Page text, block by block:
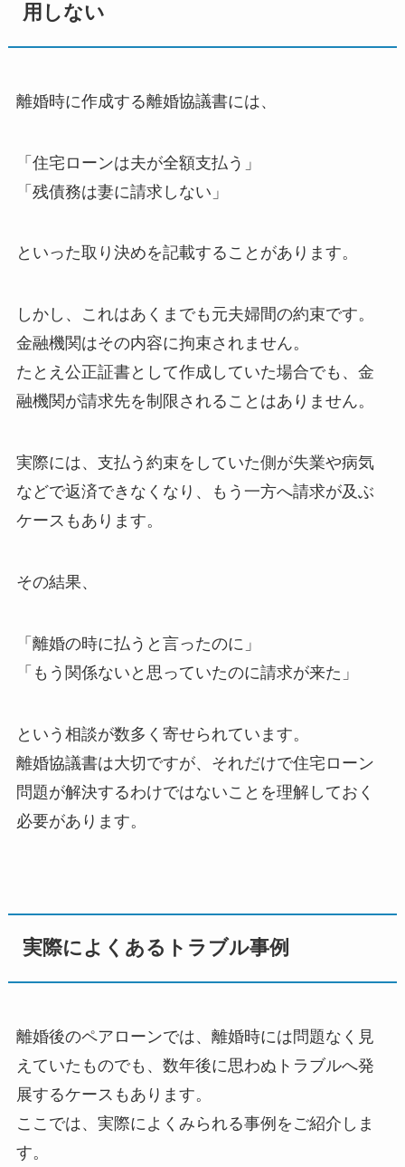
用しない
離婚時に作成する離婚協議書には、
「住宅ローンは夫が全額支払う」
「残債務は妻に請求しない」
といった取り決めを記載することがあります。
しかし、これはあくまでも元夫婦間の約束です。
金融機関はその内容に拘束されません。
たとえ公正証書として作成していた場合でも、金
融機関が請求先を制限されることはありません。
実際には、支払う約束をしていた側が失業や病気
などで返済できなくなり、もう一方へ請求が及ぶ
ケースもあります。
その結果、
「離婚の時に払うと言ったのに」
「もう関係ないと思っていたのに請求が来た」
という相談が数多く寄せられています。
離婚協議書は大切ですが、それだけで住宅ローン
問題が解決するわけではないことを理解しておく
必要があります。
実際によくあるトラブル事例
離婚後のペアローンでは、離婚時には問題なく見
えていたものでも、数年後に思わぬトラブルへ発
展するケースもあります。
ここでは、実際によくみられる事例をご紹介しま
す。